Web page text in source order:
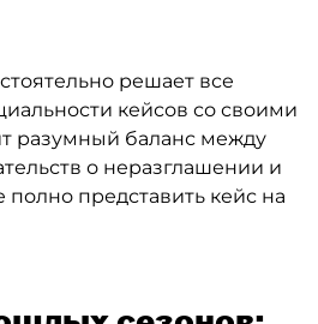
решает все
кейсов со своими
разумный баланс между
о неразглашении и
представить кейс на